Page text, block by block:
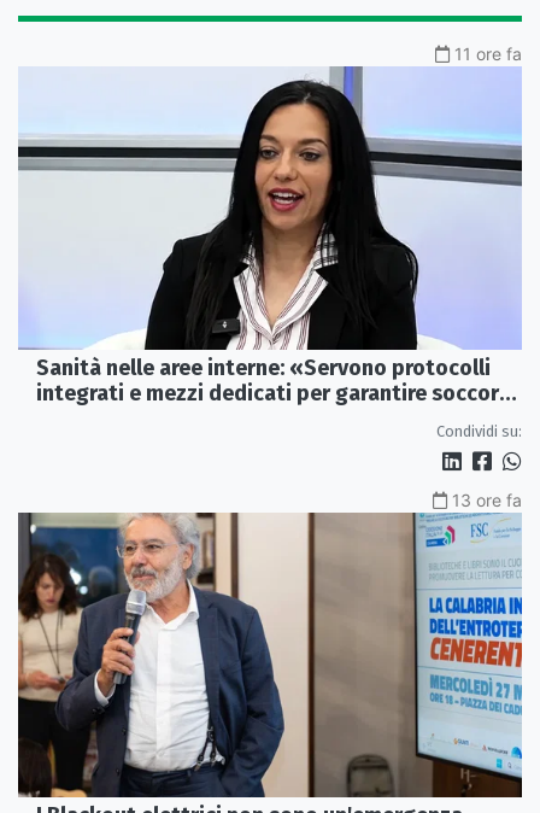
11 ore fa
Sanità nelle aree interne: «Servono protocolli
integrati e mezzi dedicati per garantire soccorsi
Condividi su:
13 ore fa